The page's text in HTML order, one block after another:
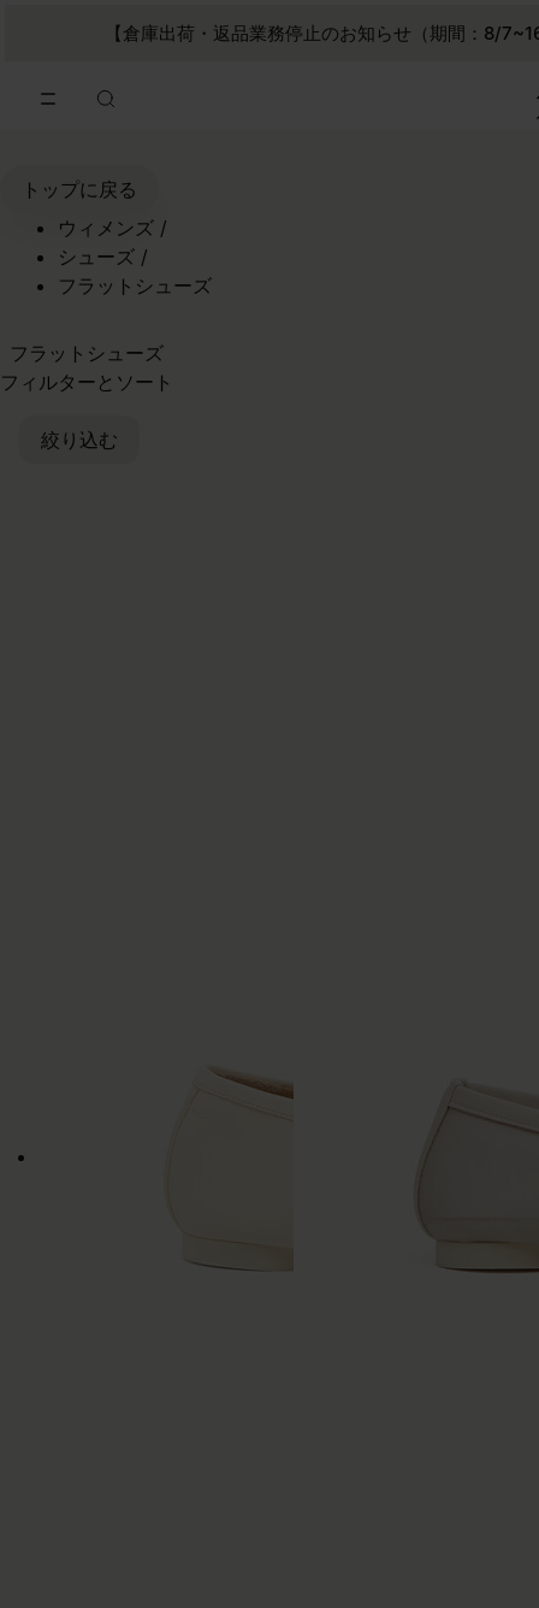
【倉庫出荷・返品業務停止のお知らせ（期間：8/
トップに戻る
ウィメンズ /
シューズ /
フラットシューズ
フラットシューズ
フィルターとソート
絞り込む